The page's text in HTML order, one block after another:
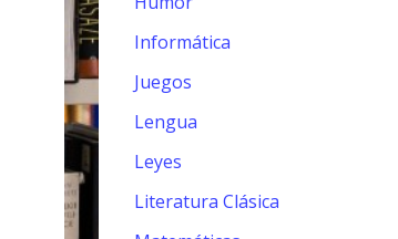
Informática
Juegos
Lengua
Leyes
Literatura Clásica